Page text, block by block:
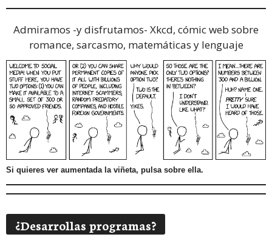
Admiramos -y disfrutamos- Xkcd, cómic web sobre
romance, sarcasmo, matemáticas y lenguaje
Si quieres ver aumentada la viñeta, pulsa sobre ella.
¿Desarrollas programas?